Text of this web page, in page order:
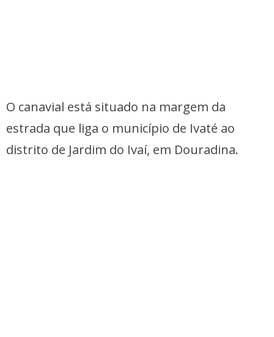
O canavial está situado na margem da
estrada que liga o município de Ivaté ao
distrito de Jardim do Ivaí, em Douradina.